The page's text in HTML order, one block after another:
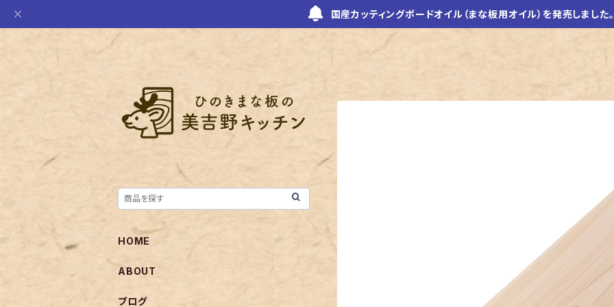
国産カッティングボードオイル（まな板用オイル）を発売しました。
HOME
ABOUT
ブログ